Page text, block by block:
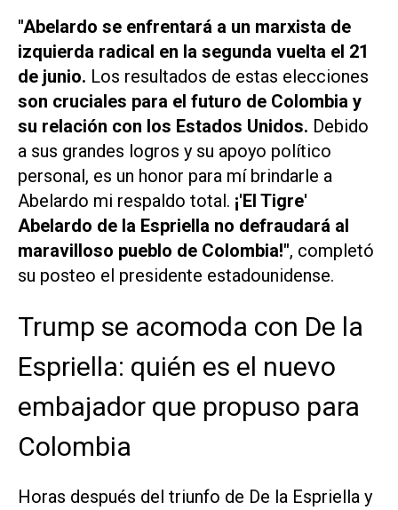
"Abelardo se enfrentará a un marxista de
izquierda radical en la segunda vuelta el 21
de junio. Los resultados de estas elecciones
son cruciales para el futuro de Colombia y
su relación con los Estados Unidos. Debido
a sus grandes logros y su apoyo político
personal, es un honor para mí brindarle a
Abelardo mi respaldo total. ¡'El Tigre'
Abelardo de la Espriella no defraudará al
maravilloso pueblo de Colombia!", completó
su posteo el presidente estadounidense.
Trump se acomoda con De la
Espriella: quién es el nuevo
embajador que propuso para
Colombia
Horas después del triunfo de De la Espriella y